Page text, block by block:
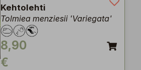
Kehtolehti
Tolmiea menziesii 'Variegata'
8,90
€